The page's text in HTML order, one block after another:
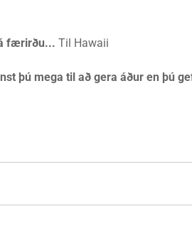
færirðu... Til Hawaii
þú mega til að gera áður en þú